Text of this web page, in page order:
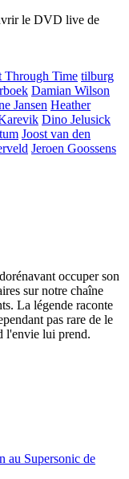
le DVD live de
Through Time tilburg
Damian Wilson
Jansen Heather
Dino Jelusick
Joost van den
Jeroen Goossens
occuper son
sur notre chaîne
La légende raconte
pas rare de le
l'envie lui prend.